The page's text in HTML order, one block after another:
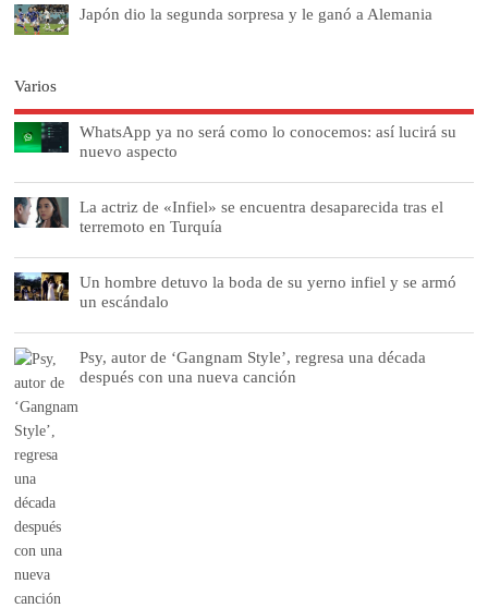
Japón dio la segunda sorpresa y le ganó a Alemania
Varios
WhatsApp ya no será como lo conocemos: así lucirá su
nuevo aspecto
La actriz de «Infiel» se encuentra desaparecida tras el
terremoto en Turquía
Un hombre detuvo la boda de su yerno infiel y se armó
un escándalo
Psy, autor de ‘Gangnam Style’, regresa una década
después con una nueva canción